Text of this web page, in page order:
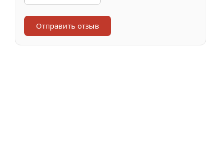
Отправить отзыв